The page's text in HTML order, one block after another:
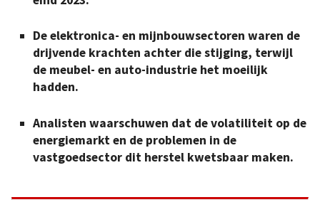
De elektronica- en mijnbouwsectoren waren de
drijvende krachten achter die stijging, terwijl
de meubel- en auto-industrie het moeilijk
hadden.
Analisten waarschuwen dat de volatiliteit op de
energiemarkt en de problemen in de
vastgoedsector dit herstel kwetsbaar maken.